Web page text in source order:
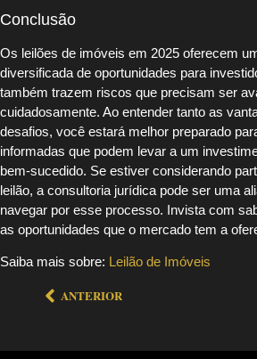
Conclusão
Os leilões de imóveis em 2025 oferecem
diversificada de oportunidades para
também trazem riscos que precisam ser
cuidadosamente. Ao entender tanto as
desafios, você estará melhor preparado
informadas que podem levar a um
bem-sucedido. Se estiver considerando
leilão, a consultoria jurídica pode ser uma
navegar por esse processo. Invista com
as oportunidades que o mercado tem a
Saiba mais sobre: Leilão de Imóveis
ANTERIOR